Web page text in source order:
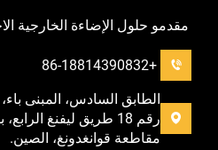
مقدمو حلول الإضاءة الخارجية
+86-18814390832
الطابق السادس، المبنى
رقم 18 طريق ليفنغ
مقاطعة قوانغدونغ، الصين.